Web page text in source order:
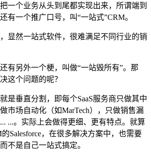
一个业务从头到尾都实现出来，所谓端到
有一个推广口号，叫“一站式”CRM。
显然一站式软件，很难满足不同行业的销
有另外一个梗，叫做“一站毁所有”。那
这个问题的呢？
是垂直分割，即每个SaaS服务商只做其中
市场自动化（如MarTech），只做销售漏
...。实际上会做得更细、更有特点。就算
Salesforce，在很多解决方案中，也需要
不是自己一站式搞定。